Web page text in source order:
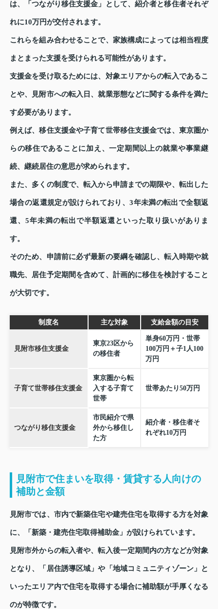
は、「つながり移住支援金」として、紹介者と移住者それぞ
れに10万円が交付されます。
これらを組み合わせることで、家族構成によっては相当程度
まとまった支援を受けられる可能性があります。
支援金を受け取るためには、対象エリアからの転入であるこ
とや、見附市への転入日、就業形態などに関する条件を満た
す必要があります。
例えば、移住支援金や子育て世帯移住支援金では、東京圏か
らの移住であることに加え、一定期間以上の就業や事業継
続、継続居住の意思が求められます。
また、多くの制度で、転入から申請までの期限や、転出した
場合の返還規定が設けられており、3年未満の転出で全額返
還、5年未満の転出で半額返還といった取り扱いがありま
す。
そのため、申請前に必ず最新の要綱を確認し、転入時期や就
職先、居住予定期間を含めて、計画的に移住を検討すること
が大切です。
制度名 主な対象 支給金額の目安
見附市移住支援金
東京23区から
の移住者
単身60万円・世帯
100万円＋子1人100
万円
子育て世帯移住支援金
東京圏から転
入する子育て
世帯
世帯あたり50万円
つながり移住支援金
市民紹介で県
外から移住し
た方
紹介者・移住者そ
れぞれ10万円
見附市で住まいを取得・賃貸する人向けの
補助と金額
見附市では、市内で新築住宅や建売住宅を取得する方を対象
に、「新築・建売住宅取得補助金」が設けられています。
見附市外からの転入者や、転入後一定期間内の方などが対象
となり、「居住誘導区域」や「地域コミュニティゾーン」と
いったエリア内で住宅を取得する場合に補助額が手厚くなる
のが特徴です。